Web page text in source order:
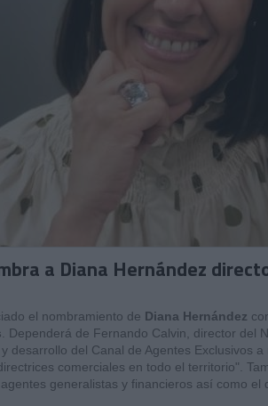
a Diana Hernández
el nombramiento de Diana Hernández
. Dependerá de Fernando Calvin, director del
desarrollo del Canal de Agentes Exclusivos
comerciales en todo el territorio".
generalistas y financieros así como el